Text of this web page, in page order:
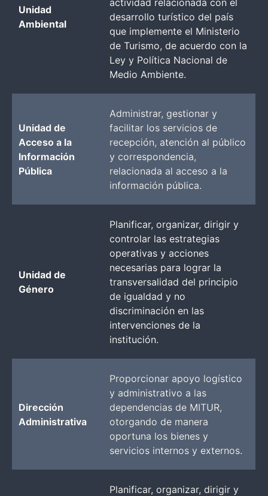
Unidad
Ambiental
desarrollo turístico del país
que implemente el Ministerio
de Turismo, de acuerdo con la
Ley y Política Nacional de
Medio Ambiente.
Unidad de
Acceso a la
Información
Pública
Administrar, gestionar y
facilitar los servicios de
recepción, atención al público
y correspondencia,
relacionada al acceso a la
información pública.
Unidad de
Género
Planificar, organizar, dirigir y
controlar las estrategias
operativas y acciones
necesarias para lograr la
transversalidad del principio
de igualdad y no
discriminación en las
intervenciones de la
institución.
Dirección
Administrativa
Proporcionar apoyo logístico
y administrativo a las
dependencias de MITUR,
otorgando de manera
oportuna los bienes y
servicios internos y externos.
Planificar, organizar, dirigir y